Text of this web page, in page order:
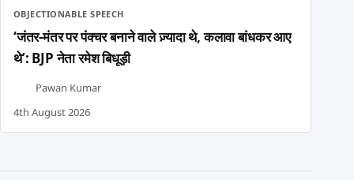
OBJECTIONABLE SPEECH
‘जंतर-मंतर पर पंक्चर बनाने वाले ज़्यादा थे, कलावा बांधकर आए
थे’: BJP नेता रमेश बिधूड़ी
Pawan Kumar
4th August 2026